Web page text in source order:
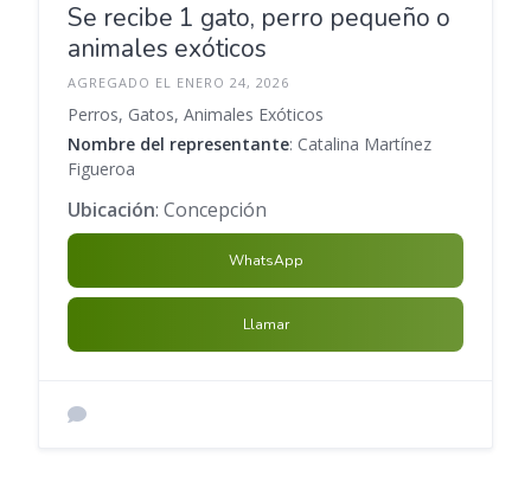
Se recibe 1 gato, perro pequeño o
animales exóticos
AGREGADO EL ENERO 24, 2026
Perros, Gatos, Animales Exóticos
Nombre del representante: Catalina Martínez
Figueroa
Ubicación: Concepción
WhatsApp
Llamar